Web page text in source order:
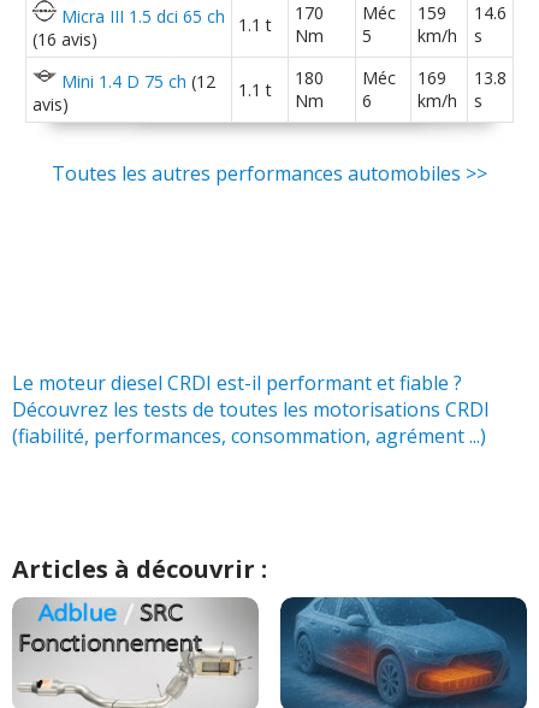
Micra III 1.5 dci 65 ch
(16 avis)
1.1 t
170
Nm
Méc
5
159
km/h
14.6
s
Mini 1.4 D 75 ch (12
avis)
1.1 t
180
Nm
Méc
6
169
km/h
13.8
s
Toutes les autres performances automobiles >>
Le moteur diesel CRDI est-il performant et fiable ?
Découvrez les tests de toutes les motorisations CRDI
(fiabilité, performances, consommation, agrément ...)
Articles à découvrir :